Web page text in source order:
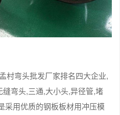
村弯头批发厂家排名四大企业,
弯头,三通,大小头,异径管,堵
采用优质的钢板板材用冲压模